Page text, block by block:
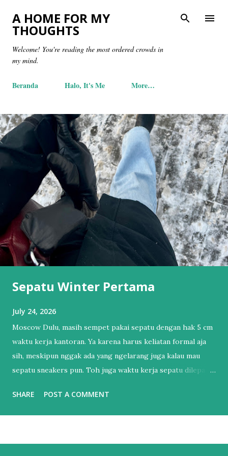
Skip to main content
A HOME FOR MY
THOUGHTS
Welcome! You're reading the most ordered crowds in
my mind.
Beranda Halo, It's Me More…
Sepatu Winter Pertama
July 24, 2026
Moscow Dulu, masih sempet pakai sepatu dengan hak 5 cm
waktu kerja kantoran. Ya karena harus keliatan formal aja
sih, meskipun nggak ada yang ngelarang juga kalau mau
sepatu sneakers pun. Toh juga waktu kerja sepatu dilepas
Setelahnya, bertahun-tahun hanya punya 1 sepatu sneakers
SHARE POST A COMMENT